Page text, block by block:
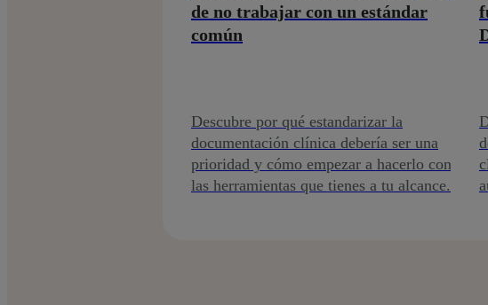
de no trabajar con un estándar
común
Descubre por qué estandarizar la
documentación clínica debería ser una
prioridad y cómo empezar a hacerlo con
las herramientas que tienes a tu alcance.